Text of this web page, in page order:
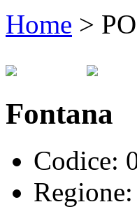
Home >
Fontana
Codice:
Regione: